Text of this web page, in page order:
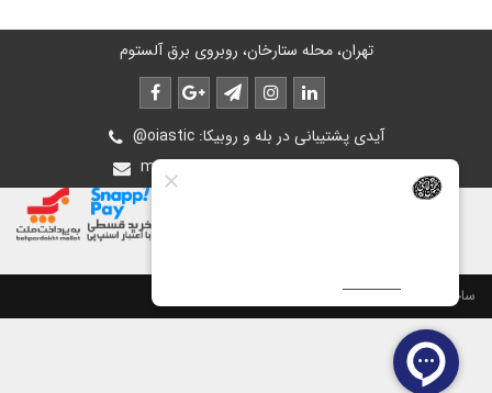
تهران، محله ستارخان، روبروی برق آلستوم
@oiastic :آیدی پشتیبانی در بله و روبیکا
mohsen.ghasemee.g@gmail.com
ساخت سایت توسطپرتال